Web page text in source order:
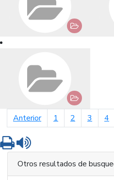
Anteriorpágina anterior
1 2 3 4
Imprimir
Otros resultados de